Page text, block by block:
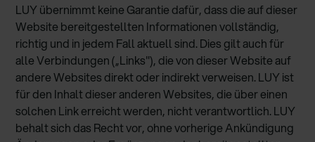
LUY übernimmt keine Garantie dafür, dass die auf dieser
Website bereitgestellten Informationen vollständig,
richtig und in jedem Fall aktuell sind. Dies gilt auch für
alle Verbindungen („Links"), die von dieser Website auf
andere Websites direkt oder indirekt verweisen. LUY ist
für den Inhalt dieser anderen Websites, die über einen
solchen Link erreicht werden, nicht verantwortlich. LUY
behalt sich das Recht vor, ohne vorherige Ankündigung